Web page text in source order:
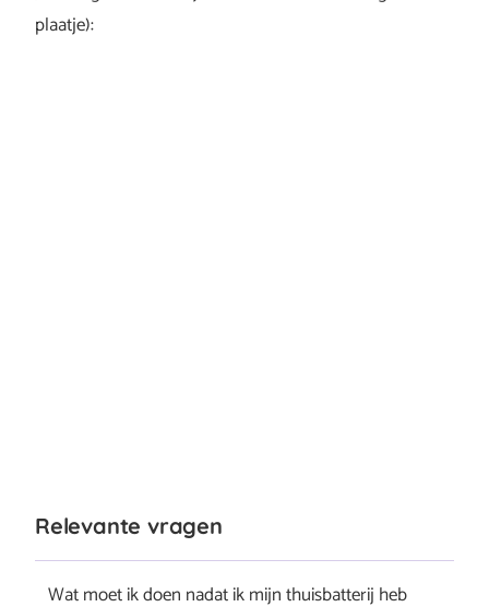
plaatje):
Relevante vragen
Wat moet ik doen nadat ik mijn thuisbatterij heb